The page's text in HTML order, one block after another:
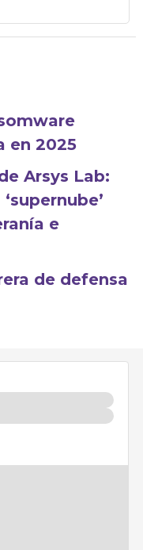
en 2025
Arsys Lab:
e
de defensa